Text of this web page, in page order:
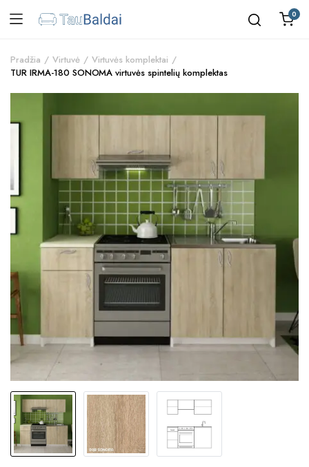
0
Pradžia Virtuvė
Virtuvės komplektai
TUR IRMA-180 SONOMA virtuvės spintelių komplektas